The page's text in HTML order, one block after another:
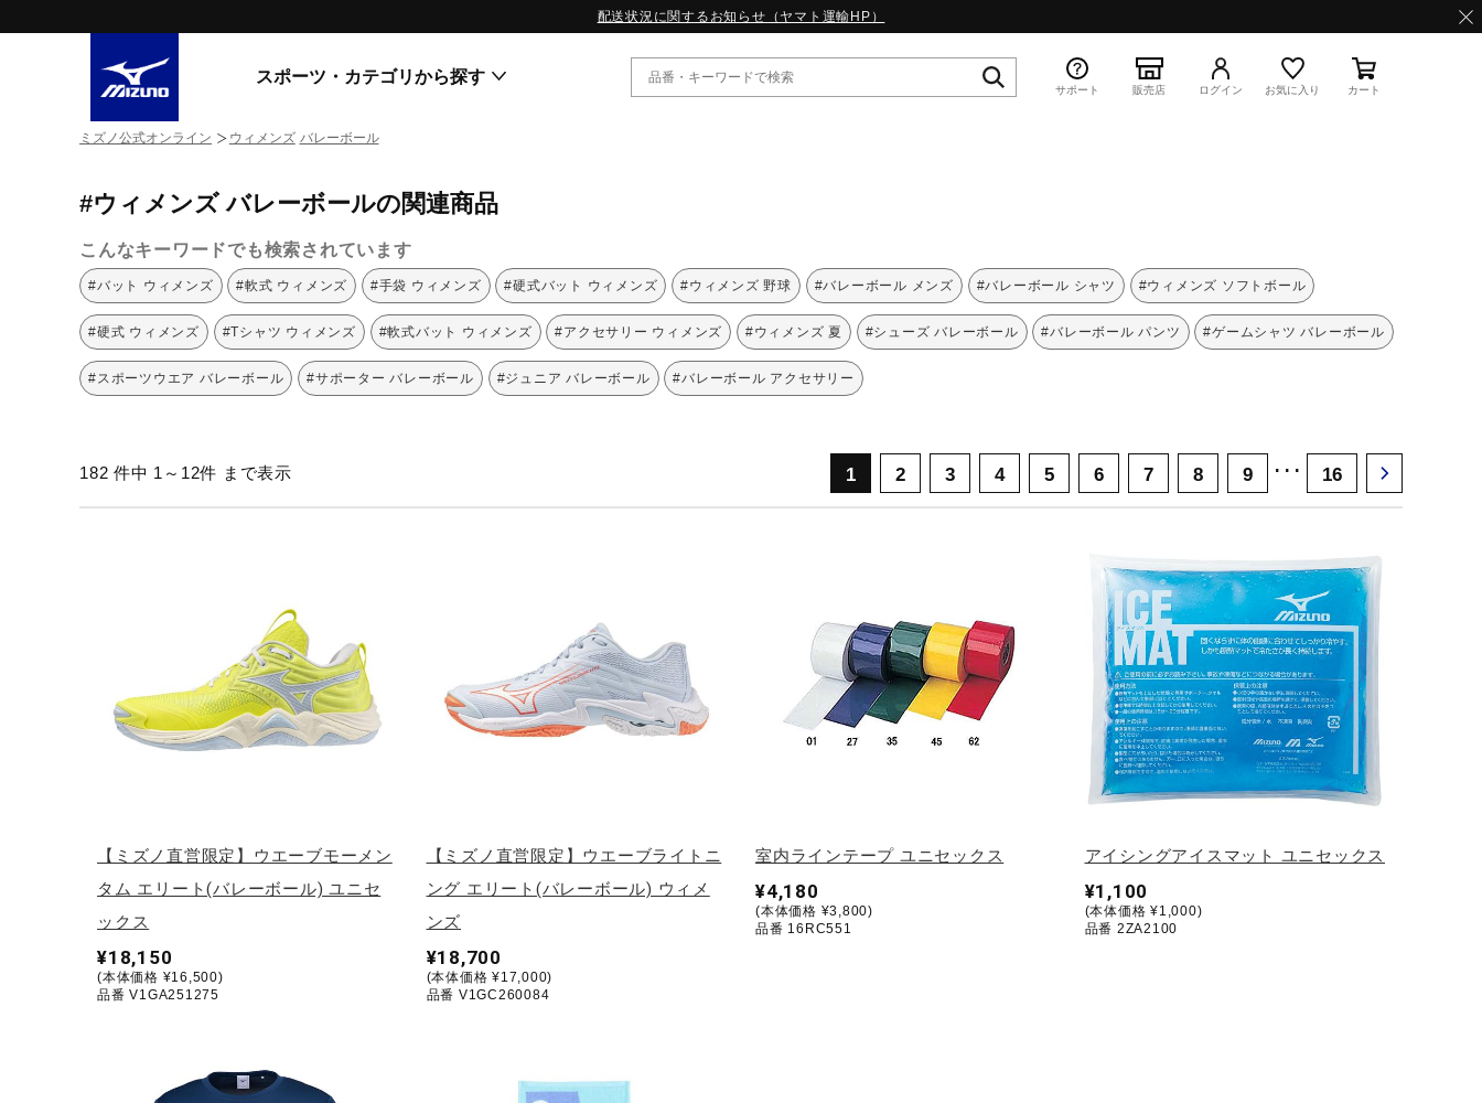
配送状況に関するお知らせ（ヤマト運輸HP）
スポーツ・カテゴリから探す
ライフスタイルウエア
ランニング
サッカー／フットサル
トレーニング
野球
バレーボール
柔道
ライフスタイルグッズ
インナー
寝具／ミズノスリープ
アウトドア／レイン
健康／エクササイズ
WAVE PROPHECY
MORELIA LS
WAVE RIDER
MXR
ゴアテックス
コラボレーション
その他シリーズ
W.PROPHECY1｜特集
WP MAGIC MITA｜特集
WP STRAP｜特集
スペシャルカラーパック｜特集
WP STRAP 2｜特集
マーガレット・ハウエル｜特集
サポート 販売店 ログイン お気に入り カート
ミズノ公式オンライン ウィメンズ バレーボール
#ウィメンズ バレーボールの関連商品
こんなキーワードでも検索されています
#バット ウィメンズ #軟式 ウィメンズ #手袋 ウィメンズ #硬式バット ウィメンズ #ウィメンズ 野球 #バレーボール メンズ #バレーボール シャツ #ウィメンズ ソフトボール
#硬式 ウィメンズ #Tシャツ ウィメンズ #軟式バット ウィメンズ #アクセサリー ウィメンズ #ウィメンズ 夏 #シューズ バレーボール #バレーボール パンツ #ゲームシャツ バレーボール
#スポーツウエア バレーボール #サポーター バレーボール #ジュニア バレーボール #バレーボール アクセサリー
182 件中 1～12件 まで表示 1 2 3 4 5 6 7 8 9 ･･･ 16
【ミズノ直営限定】ウエーブモーメン
タム エリート(バレーボール) ユニセ
ックス
¥18,150
(本体価格 ¥16,500)
品番 V1GA251275
【ミズノ直営限定】ウエーブライトニ
ング エリート(バレーボール) ウィメ
ンズ
¥18,700
(本体価格 ¥17,000)
品番 V1GC260084
室内ラインテープ ユニセックス
¥4,180
(本体価格 ¥3,800)
品番 16RC551
アイシングアイスマット ユニセックス
¥1,100
(本体価格 ¥1,000)
品番 2ZA2100